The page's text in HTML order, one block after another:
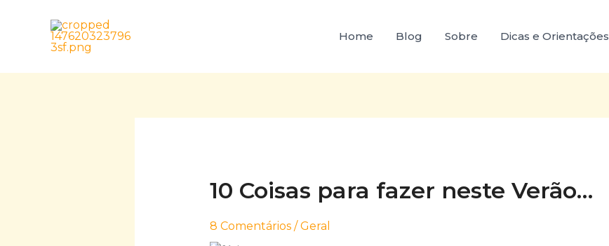
Home Blog Sobre Dicas e Orientações
10 Coisas para fazer neste Verão…
8 Comentários /Geral